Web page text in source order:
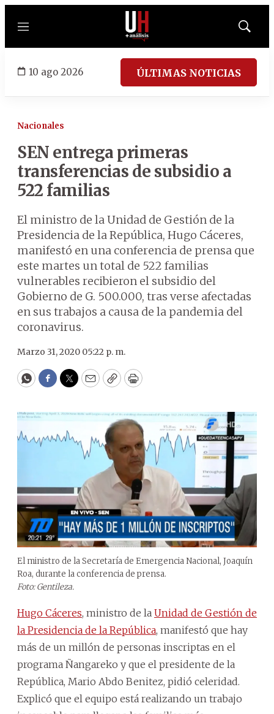
Menú
Mostrar
10 ago 2026 ÚLTIMAS NOTICIAS
Nacionales
SEN entrega primeras
transferencias de subsidio a
522 familias
El ministro de la Unidad de Gestión de la
Presidencia de la República, Hugo Cáceres,
manifestó en una conferencia de prensa que
este martes un total de 522 familias
vulnerables recibieron el subsidio del
Gobierno de G. 500.000, tras verse afectadas
en sus trabajos a causa de la pandemia del
coronavirus.
Marzo 31, 2020 05:22 p. m.
WhatsApp
Facebook
Twitter
EmailCopyPrint
El ministro de la Secretaría de Emergencia Nacional, Joaquín
Roa, durante la conferencia de prensa.
Foto: Gentileza.
Hugo Cáceres, ministro de la Unidad de Gestión de
la Presidencia de la República, manifestó que hay
más de un millón de personas inscriptas en el
programa Ñangareko y que el presidente de la
República, Mario Abdo Benitez, pidió celeridad.
Explicó que el equipo está realizando un trabajo